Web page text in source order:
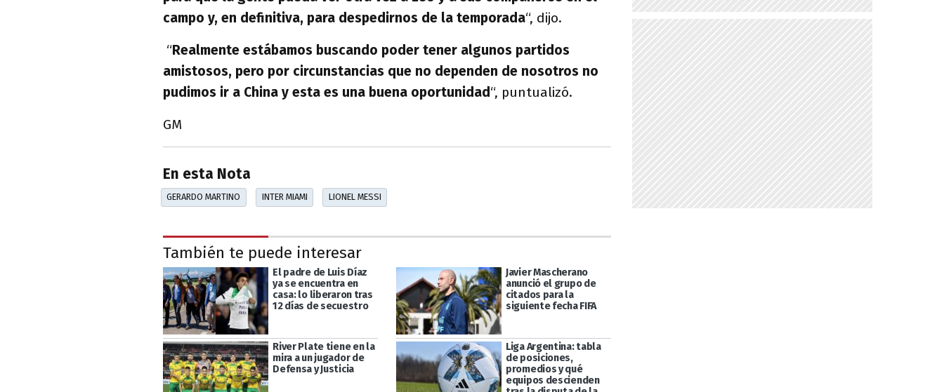
campo y, en definitiva, para despedirnos de la temporada“, dijo.
“Realmente estábamos buscando poder tener algunos partidos
amistosos, pero por circunstancias que no dependen de nosotros no
pudimos ir a China y esta es una buena oportunidad“, puntualizó.
GM
En esta Nota
GERARDO MARTINO INTER MIAMI LIONEL MESSI
También te puede interesar
El padre de Luis Díaz
ya se encuentra en
casa: lo liberaron tras
12 días de secuestro
Javier Mascherano
anunció el grupo de
citados para la
siguiente fecha FIFA
River Plate tiene en la
mira a un jugador de
Defensa y Justicia
Liga Argentina: tabla
de posiciones,
promedios y qué
equipos descienden